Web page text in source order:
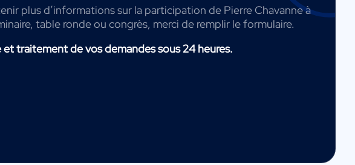
plus d’informations sur la participation de Pierre Chavanne à
table ronde ou congrès, merci de remplir le formulaire.
et traitement de vos demandes sous 24 heures.